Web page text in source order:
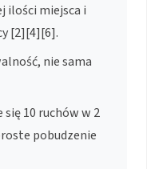
ilości miejsca i
[2][4][6].
nie sama
10 ruchów w 2
pobudzenie